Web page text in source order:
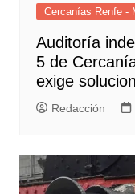
Cercanías Renfe -
Auditoría
5 de
exige
Redacción